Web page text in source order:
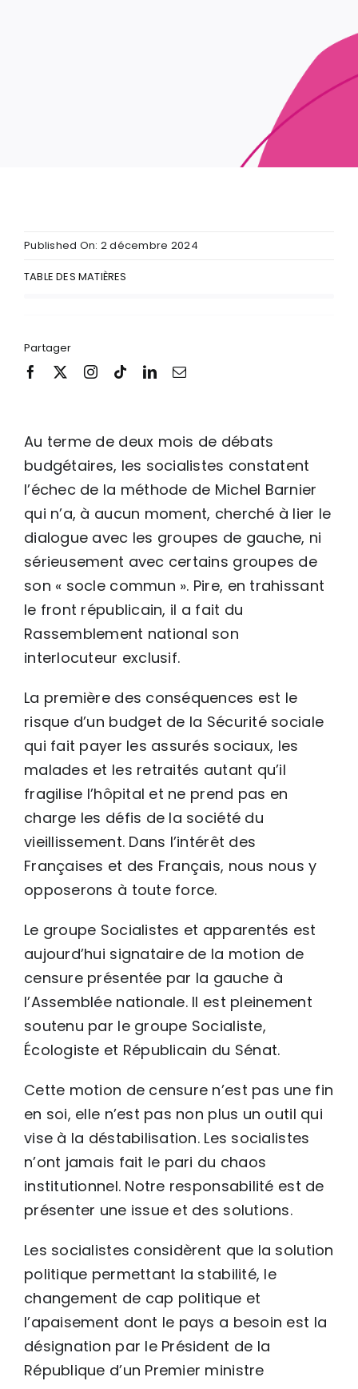
Published On: 2 décembre 2024
TABLE DES MATIÈRES
Partager
Au terme de deux mois de débats
budgétaires, les socialistes constatent
l’échec de la méthode de Michel Barnier
qui n’a, à aucun moment, cherché à lier le
dialogue avec les groupes de gauche, ni
sérieusement avec certains groupes de
son « socle commun ». Pire, en trahissant
le front républicain, il a fait du
Rassemblement national son
interlocuteur exclusif.
La première des conséquences est le
risque d’un budget de la Sécurité sociale
qui fait payer les assurés sociaux, les
malades et les retraités autant qu’il
fragilise l’hôpital et ne prend pas en
charge les défis de la société du
vieillissement. Dans l’intérêt des
Françaises et des Français, nous nous y
opposerons à toute force.
Le groupe Socialistes et apparentés est
aujourd’hui signataire de la motion de
censure présentée par la gauche à
l’Assemblée nationale. Il est pleinement
soutenu par le groupe Socialiste,
Écologiste et Républicain du Sénat.
Cette motion de censure n’est pas une fin
en soi, elle n’est pas non plus un outil qui
vise à la déstabilisation. Les socialistes
n’ont jamais fait le pari du chaos
institutionnel. Notre responsabilité est de
présenter une issue et des solutions.
Les socialistes considèrent que la solution
politique permettant la stabilité, le
changement de cap politique et
l’apaisement dont le pays a besoin est la
désignation par le Président de la
République d’un Premier ministre